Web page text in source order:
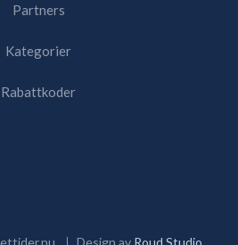
Partners
Kategorier
Rabattkoder
Design av Roud Studio